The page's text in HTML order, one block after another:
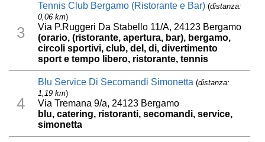
3
Tennis Club Bergamo (Ristorante e Bar) (distanza:
0,06 km)
Via P.Ruggeri Da Stabello 11/A, 24123 Bergamo
(orario, (ristorante, apertura, bar), bergamo,
circoli sportivi, club, del, di, divertimento
sport e tempo libero, ristorante, tennis
4
Blu Service Di Secomandi Simonetta (distanza:
1,19 km)
Via Tremana 9/a, 24123 Bergamo
blu, catering, ristoranti, secomandi, service,
simonetta